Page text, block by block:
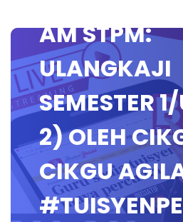
AM STPM:
ULANGKAJI
SEMESTER
2) OLEH
CIKGU